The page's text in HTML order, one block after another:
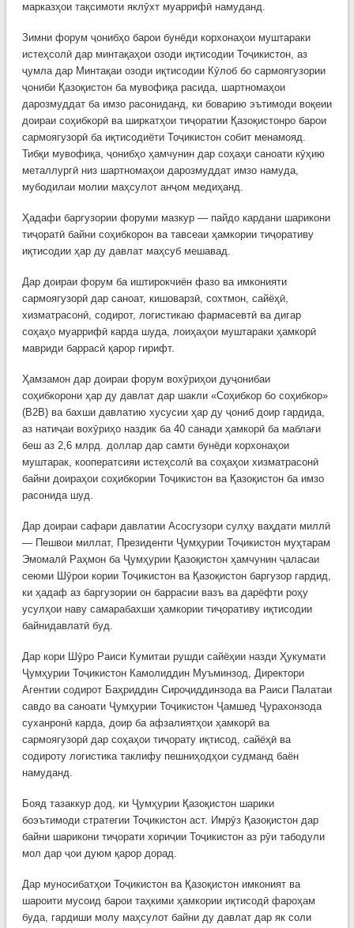
марказҳои тақсимоти яклӯхт муаррифӣ намуданд.
Зимни форум ҷонибҳо барои бунёди корхонаҳои муштараки
истеҳсолӣ дар минтақаҳои озоди иқтисодии Тоҷикистон, аз
ҷумла дар Минтақаи озоди иқтисодии Кӯлоб бо сармоягузории
ҷониби Қазоқистон ба мувофиқа расида, шартномаҳои
дарозмуддат ба имзо расониданд, ки боварию эътимоди воқеии
доираи соҳибкорӣ ва ширкатҳои тиҷоратии Қазоқистонро барои
сармоягузорӣ ба иқтисодиёти Тоҷикистон собит менамояд.
Тибқи мувофиқа, ҷонибҳо ҳамчунин дар соҳаҳи саноати кӯҳию
металлургӣ низ шартномаҳои дарозмуддат имзо намуда,
мубодилаи молии маҳсулот анҷом медиҳанд.
Ҳадафи баргузории форуми мазкур — пайдо кардани шарикони
тиҷоратӣ байни соҳибкорон ва тавсеаи ҳамкории тиҷоративу
иқтисодии ҳар ду давлат маҳсуб мешавад.
Дар доираи форум ба иштирокчиён фазо ва имконияти
сармоягузорӣ дар саноат, кишоварзӣ, сохтмон, сайёҳӣ,
хизматрасонӣ, содирот, логистикаю фармасевтӣ ва дигар
соҳаҳо муаррифӣ карда шуда, лоиҳаҳои муштараки ҳамкорӣ
мавриди баррасӣ қарор гирифт.
Ҳамзамон дар доираи форум вохӯриҳои дуҷонибаи
соҳибкорони ҳар ду давлат дар шакли «Соҳибкор бо соҳибкор»
(B2B) ва бахши давлатию хусусии ҳар ду ҷониб доир гардида,
аз натиҷаи вохӯриҳо наздик ба 40 санади ҳамкорӣ ба маблағи
беш аз 2,6 млрд. доллар дар самти бунёди корхонаҳои
муштарак, кооператсияи истеҳсолӣ ва соҳаҳои хизматрасонӣ
байни доираҳои соҳибкории Тоҷикистон ва Қазоқистон ба имзо
расонида шуд.
Дар доираи сафари давлатии Асосгузори сулҳу ваҳдати миллӣ
— Пешвои миллат, Президенти Ҷумҳурии Тоҷикистон муҳтарам
Эмомалӣ Раҳмон ба Ҷумҳурии Қазоқистон ҳамчунин ҷаласаи
сеюми Шӯрои кории Тоҷикистон ва Қазоқистон баргузор гардид,
ки ҳадаф аз баргузории он баррасии вазъ ва дарёфти роҳу
усулҳои наву самарабахши ҳамкории тиҷоративу иқтисодии
байнидавлатӣ буд.
Дар кори Шӯро Раиси Кумитаи рушди сайёҳии назди Ҳукумати
Ҷумҳурии Тоҷикистон Камолиддин Муъминзод, Директори
Агентии содирот Баҳриддин Сироҷиддинзода ва Раиси Палатаи
савдо ва саноати Ҷумҳурии Тоҷикистон Ҷамшед Ҷурахонзода
суханронӣ карда, доир ба афзалиятҳои ҳамкорӣ ва
сармоягузорӣ дар соҳаҳои тиҷорату иқтисод, сайёҳӣ ва
содироту логистика таклифу пешниҳодҳои судманд баён
намуданд.
Бояд тазаккур дод, ки Ҷумҳурии Қазоқистон шарики
боэътимоди стратегии Тоҷикистон аст. Имрӯз Қазоқистон дар
байни шарикони тиҷорати хориҷии Тоҷикистон аз рӯи табодули
мол дар ҷои дуюм қарор дорад.
Дар муносибатҳои Тоҷикистон ва Қазоқистон имконият ва
шароити мусоид барои таҳкими ҳамкории иқтисодӣ фароҳам
буда, гардиши молу маҳсулот байни ду давлат дар як соли